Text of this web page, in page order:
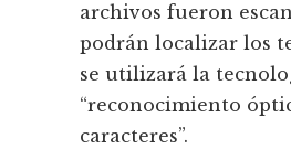
archivos fueron
podrán localizar los
se utilizará la
“reconocimiento
caracteres”.